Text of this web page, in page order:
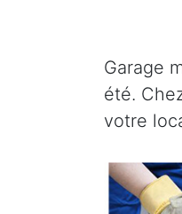
Garage
été.
votre